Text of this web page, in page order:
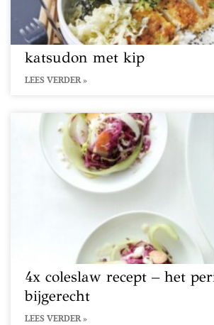
katsudon met kip
LEES VERDER »
4x coleslaw recept – het
bijgerecht
LEES VERDER »